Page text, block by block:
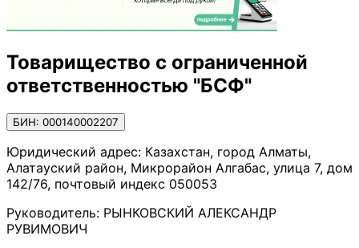
Товарищество с ограниченной
ответственностью "БСФ"
БИН: 000140002207
Юридический адрес: Казахстан, город Алматы,
Алатауский район, Микрорайон Алгабас, улица 7, дом
142/76, почтовый индекс 050053
Руководитель: РЫНКОВСКИЙ АЛЕКСАНДР
РУВИМОВИЧ